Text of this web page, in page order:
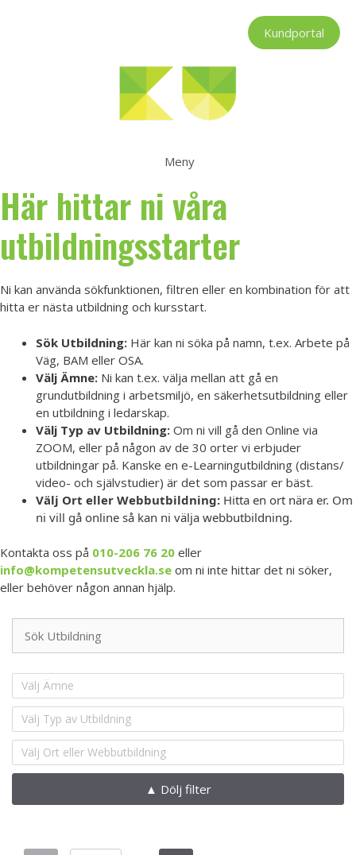
Kundportal
Meny
Här hittar ni våra
utbildningsstarter
Ni kan använda sökfunktionen, filtren eller en kombination för att
hitta er nästa utbildning och kursstart.
Sök Utbildning: Här kan ni söka på namn, t.ex. Arbete på
Väg, BAM eller OSA.
Välj Ämne: Ni kan t.ex. välja mellan att gå en
grundutbildning i arbetsmiljö, en säkerhetsutbildning eller
en utbildning i ledarskap.
Välj Typ av Utbildning: Om ni vill gå den Online via
ZOOM, eller på någon av de 30 orter vi erbjuder
utbildningar på. Kanske en e-Learningutbildning (distans/
video- och självstudier) är det som passar er bäst.
Välj Ort eller Webbutbildning: Hitta en ort nära er. Om
ni vill gå online så kan ni välja webbutbildning.
Kontakta oss på 010-206 76 20 eller
info@kompetensutveckla.se om ni inte hittar det ni söker,
eller behöver någon annan hjälp.
Välj Ämne
Välj Typ av Utbildning
Välj Ort eller Webbutbildning
▲ Dölj filter